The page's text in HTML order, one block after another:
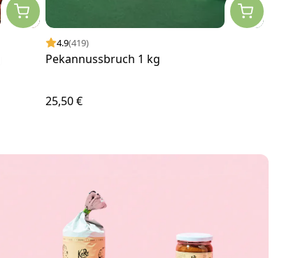
4.9(419)
Pekannussbruch 1 kg
25,50 €